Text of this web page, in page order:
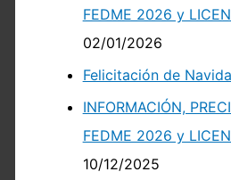
FEDME 2026 y
02/01/2026
Felicitación de
INFORMACIÓN,
FEDME 2026 y
10/12/2025